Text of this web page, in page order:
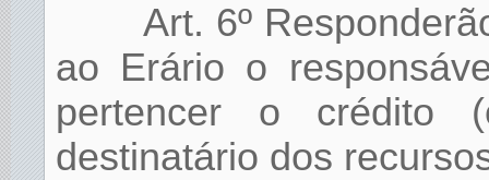
Art. 6º
ao Erário o
pertencer o crédito
destinatário dos